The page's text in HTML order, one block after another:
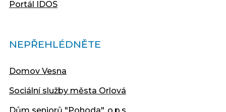
Portál IDOS
NEPŘEHLÉDNĚTE
Domov Vesna
Sociální služby města Orlová